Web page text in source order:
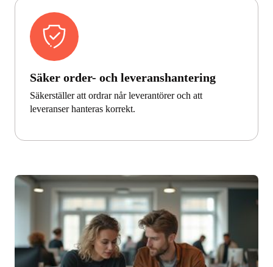
Säker order- och leveranshantering
Säkerställer att ordrar når leverantörer och att
leveranser hanteras korrekt.